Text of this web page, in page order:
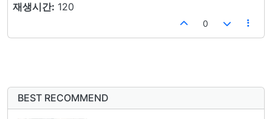
재생시간: 120
0
BEST RECOMMEND